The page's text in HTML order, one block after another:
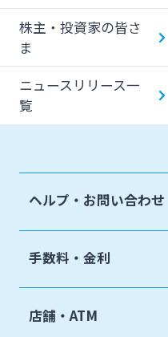
株主・投資家の皆さ
ま
ニュースリリース一
覧
ヘルプ・お問い合わせ
手数料・金利
店舗・ATM